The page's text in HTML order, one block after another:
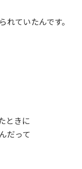
れていたんです。
ときに
だって